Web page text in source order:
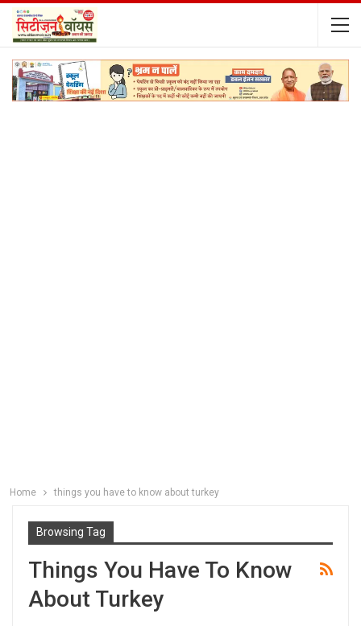
Home things you have to know about turkey
Browsing Tag
Things You Have To Know
About Turkey